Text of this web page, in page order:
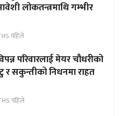
लोकतन्त्रमाथि गम्भीर
पहिले
परिवारलाई मेयर चौधरीको
र सकुन्तीको निधनमा राहत
पहिले